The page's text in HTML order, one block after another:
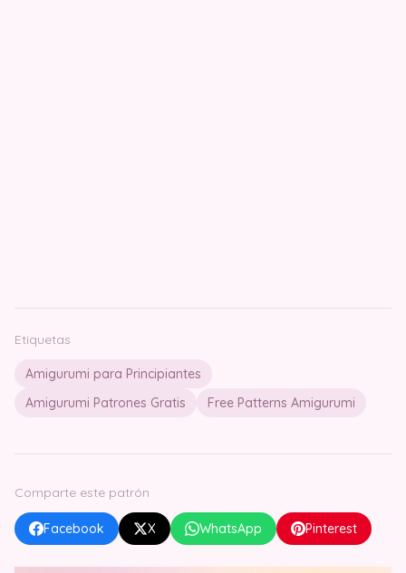
Etiquetas
Amigurumi para Principiantes
Amigurumi Patrones Gratis
Free Patterns Amigurumi
Comparte este patrón
Facebook X WhatsApp Pinterest